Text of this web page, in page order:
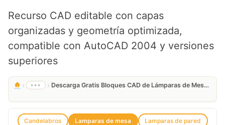
Recurso CAD editable con capas
organizadas y geometría optimizada,
compatible con AutoCAD 2004 y versiones
superiores
› ••• › Descarga Gratis Bloques CAD de Lámparas de Mesa Artísticas en DWG
Candelabros Lamparas de mesa
Lamparas de pared